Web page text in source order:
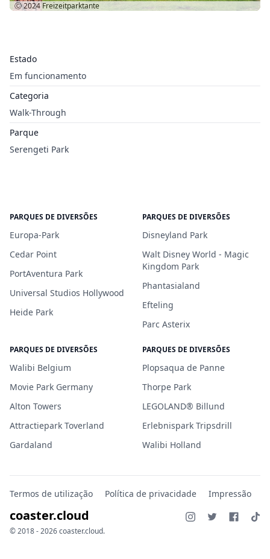
Estado
Em funcionamento
Categoria
Walk-Through
Parque
Serengeti Park
Ⓒ 2024 Freizeitparktante
PARQUES DE DIVERSÕES
Europa-Park
Cedar Point
PortAventura Park
Universal Studios Hollywood
Heide Park
PARQUES DE DIVERSÕES
Disneyland Park
Walt Disney World - Magic
Kingdom Park
Phantasialand
Efteling
Parc Asterix
PARQUES DE DIVERSÕES
Walibi Belgium
Movie Park Germany
Alton Towers
Attractiepark Toverland
Gardaland
PARQUES DE DIVERSÕES
Plopsaqua de Panne
Thorpe Park
LEGOLAND® Billund
Erlebnispark Tripsdrill
Walibi Holland
Termos de utilização Política de privacidade Impressão
coaster.cloud
© 2018 - 2026 coaster.cloud.